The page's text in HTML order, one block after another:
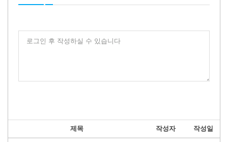
로그인 후 작성하실 수 있습니다
제목 작성자 작성일